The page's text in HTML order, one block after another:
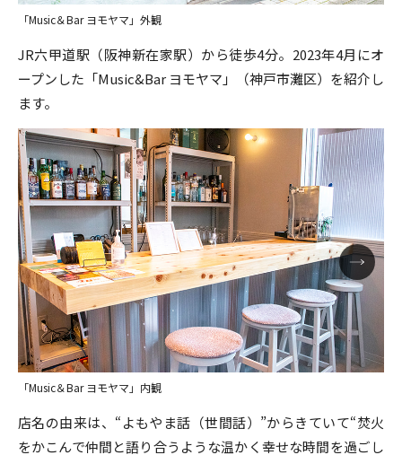
「Music＆Bar ヨモヤマ」外観
JR六甲道駅（阪神新在家駅）から徒歩4分。2023年4月にオ
ープンした「Music&Bar ヨモヤマ」（神戸市灘区）を紹介し
ます。
「Music＆Bar ヨモヤマ」内観
店名の由来は、“よもやま話（世間話）”からきていて“焚火
をかこんで仲間と語り合うような温かく幸せな時間を過ごし